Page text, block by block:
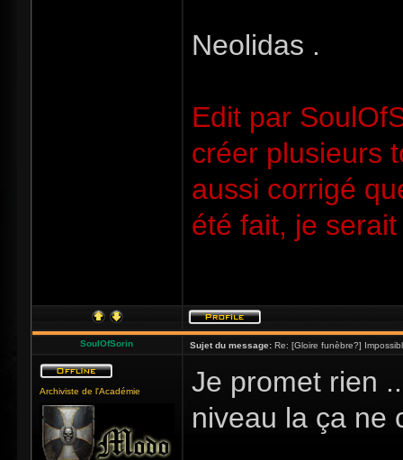
Neolidas .
Edit par
créer plusieurs
aussi corrigé
été fait, je
SoulOfSorin Sujet du message: Re: [Gloire funèbre?]
Archiviste de l'Académie
Je promet rien
niveau la ça ne